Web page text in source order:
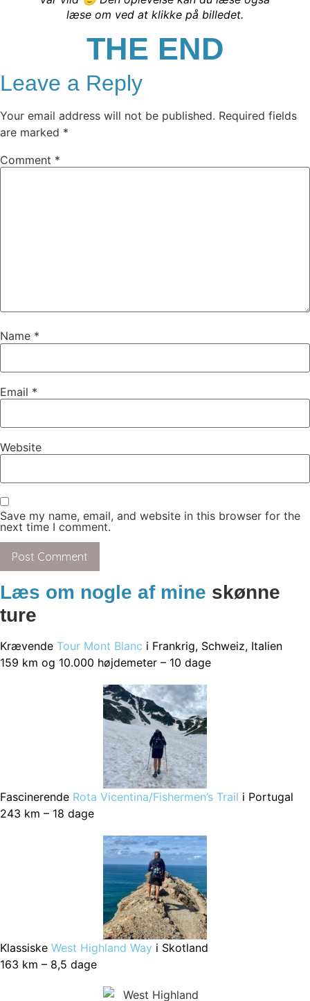
læse om ved at klikke på billedet.
THE END
Leave a Reply
Your email address will not be published. Required fields
are marked *
Comment *
Name *
Email *
Website
Save my name, email, and website in this browser for the
next time I comment.
Læs om nogle af mine skønne
ture
Krævende Tour Mont Blanc i Frankrig, Schweiz, Italien
159 km og 10.000 højdemeter – 10 dage
Fascinerende Rota Vicentina/Fishermen’s Trail i Portugal
243 km – 18 dage
Klassiske West Highland Way i Skotland
163 km – 8,5 dage